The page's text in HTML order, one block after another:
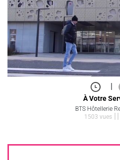
À Votre
BTS Hôtellerie
1503 vues